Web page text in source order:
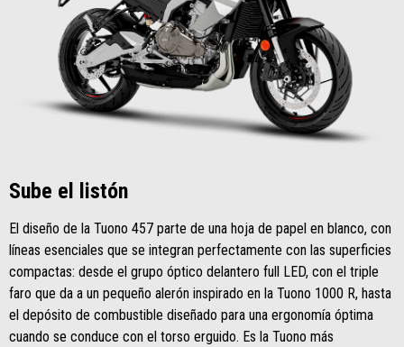
Sube el listón
El diseño de la Tuono 457 parte de una hoja de papel en blanco, con
líneas esenciales que se integran perfectamente con las superficies
compactas: desde el grupo óptico delantero full LED, con el triple
faro que da a un pequeño alerón inspirado en la Tuono 1000 R, hasta
el depósito de combustible diseñado para una ergonomía óptima
cuando se conduce con el torso erguido. Es la Tuono más